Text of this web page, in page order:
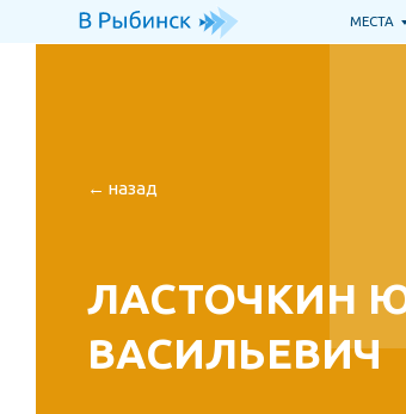
МЕСТА
ЛАСТОЧКИН
ВАСИЛЬЕВИЧ